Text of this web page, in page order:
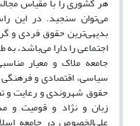
می‌توان سنجید. در این
بدیهی‌‌ترین‌ حقوق فردی و
اجتماعی‌ را دارا می‌‌باشد،
جامعه‌ ملاک و معیار
سیاسی‌، اقتصادی و
حقوق شهروندی و رعایت‌ و
زبان و نژاد و قومیت‌ و